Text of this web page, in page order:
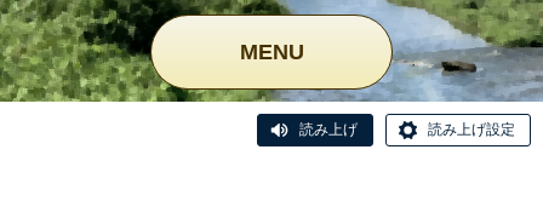
MENU
読み上げ 読み上げ設定